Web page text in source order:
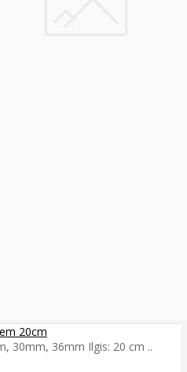
20cm
30mm, 36mm Ilgis: 20 cm ..